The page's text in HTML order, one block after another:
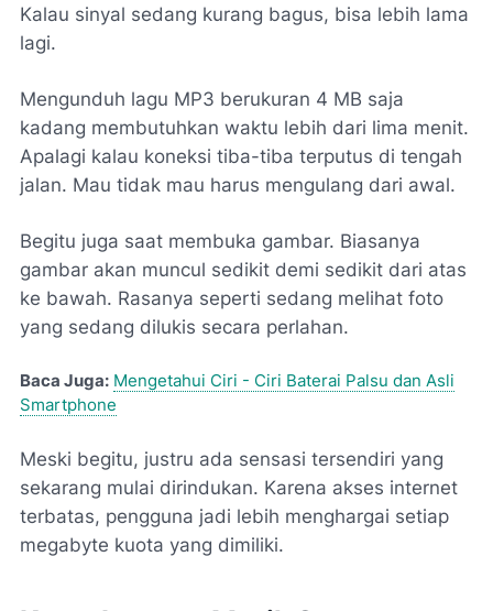
Kalau sinyal sedang kurang bagus, bisa lebih lama
lagi.
Mengunduh lagu MP3 berukuran 4 MB saja
kadang membutuhkan waktu lebih dari lima menit.
Apalagi kalau koneksi tiba-tiba terputus di tengah
jalan. Mau tidak mau harus mengulang dari awal.
Begitu juga saat membuka gambar. Biasanya
gambar akan muncul sedikit demi sedikit dari atas
ke bawah. Rasanya seperti sedang melihat foto
yang sedang dilukis secara perlahan.
Baca Juga: Mengetahui Ciri - Ciri Baterai Palsu dan Asli
Smartphone
Meski begitu, justru ada sensasi tersendiri yang
sekarang mulai dirindukan. Karena akses internet
terbatas, pengguna jadi lebih menghargai setiap
megabyte kuota yang dimiliki.